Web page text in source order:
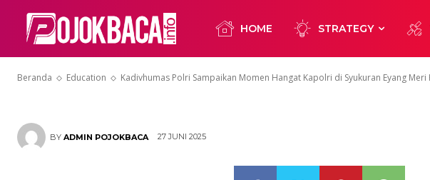
HOME STRATEGY
Beranda Education Kadivhumas Polri Sampaikan Momen Hangat Kapolri di Syukuran Eyang Meri
Syukuran Eyang
BY ADMIN POJOKBACA 27 JUNI 2025